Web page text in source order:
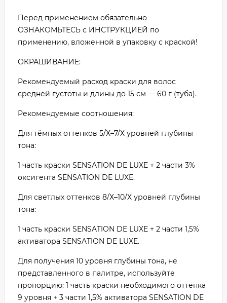
Перед применением обязательно
ОЗНАКОМЬТЕСЬ с ИНСТРУКЦИЕЙ по
применению, вложенной в упаковку с краской!
ОКРАШИВАНИЕ:
Рекомендуемый расход краски для волос
средней густоты и длины до 15 см — 60 г (туба).
Рекомендуемые соотношения:
Для тёмных оттенков 5/Х–7/Х уровней глубины
тона:
1 часть краски SENSATION DE LUXE + 2 части 3%
оксигента SENSATION DE LUXE.
Для светлых оттенков 8/Х–10/Х уровней глубины
тона:
1 часть краски SENSATION DE LUXE + 2 части 1,5%
активатора SENSATION DE LUXE.
Для получения 10 уровня глубины тона, не
представленного в палитре, используйте
пропорцию: 1 часть краски необходимого оттенка
9 уровня + 3 части 1,5% активатора SENSATION DE